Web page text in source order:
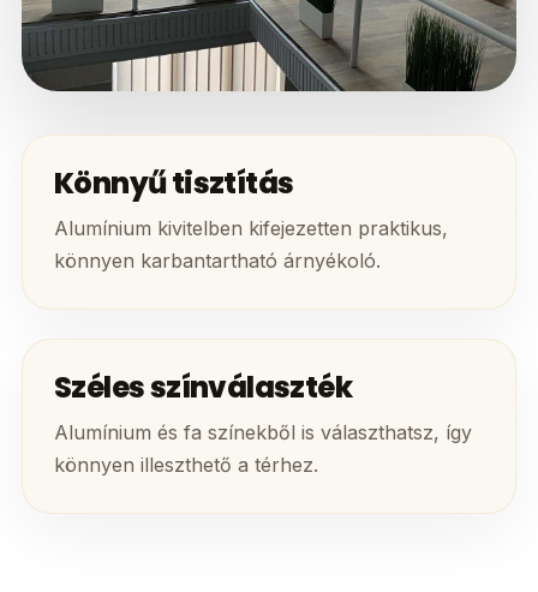
Könnyű tisztítás
Alumínium kivitelben kifejezetten praktikus,
könnyen karbantartható árnyékoló.
Széles színválaszték
Alumínium és fa színekből is választhatsz, így
könnyen illeszthető a térhez.